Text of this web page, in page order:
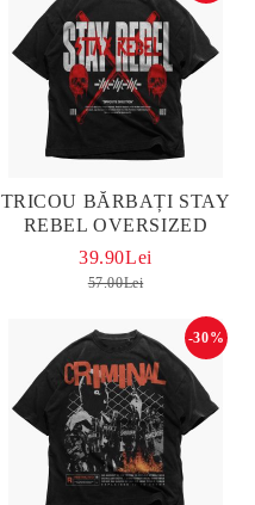
TRICOU BĂRBAȚI STAY
REBEL OVERSIZED
39.90Lei
57.00Lei
-30%